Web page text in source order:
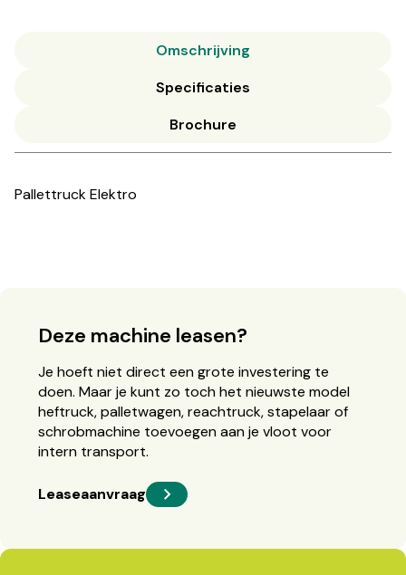
Omschrijving
Specificaties
Brochure
Pallettruck Elektro
Deze machine leasen?
Je hoeft niet direct een grote investering te
doen. Maar je kunt zo toch het nieuwste model
heftruck, palletwagen, reachtruck, stapelaar of
schrobmachine toevoegen aan je vloot voor
intern transport.
Leaseaanvraag